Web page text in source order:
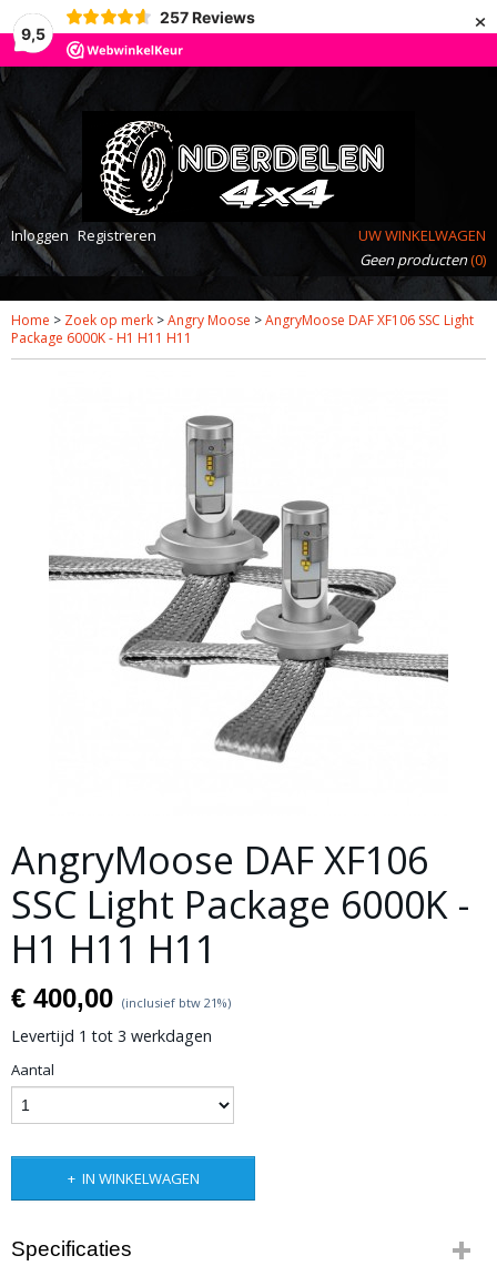
9,5
257 Reviews ×
Inloggen Registreren
UW WINKELWAGEN
Geen producten(0)
Home > Zoek op merk >Angry Moose >AngryMoose DAF XF106 SSC Light
Package 6000K - H1 H11 H11
AngryMoose DAF XF106
SSC Light Package 6000K -
H1 H11 H11
€ 400,00 (inclusief btw 21%)
Levertijd 1 tot 3 werkdagen
Aantal
IN WINKELWAGEN
Specificaties